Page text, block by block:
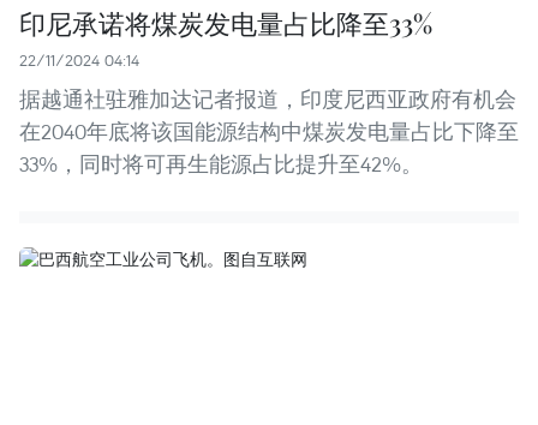
印尼承诺将煤炭发电量占比降至33%
22/11/2024 04:14
据越通社驻雅加达记者报道，印度尼西亚政府有机会
在2040年底将该国能源结构中煤炭发电量占比下降至
33%，同时将可再生能源占比提升至42%。